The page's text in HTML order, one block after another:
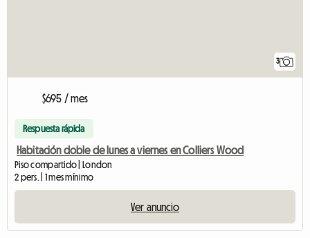
3
$695 / mes
Respuesta rápida
Habitación doble de lunes a viernes en Colliers Wood
Piso compartido | London
2 pers. | 1 mes mínimo
Ver anuncio